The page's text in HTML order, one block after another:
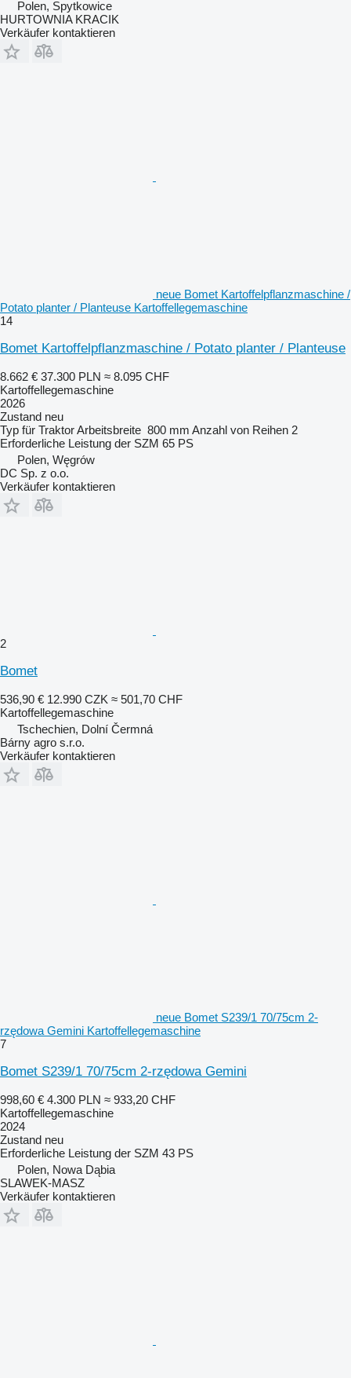
Polen, Spytkowice
HURTOWNIA KRACIK
Verkäufer kontaktieren
neue Bomet Kartoffelpflanzmaschine /
Potato planter / Planteuse Kartoffellegemaschine
14
Bomet Kartoffelpflanzmaschine / Potato planter / Planteuse
8.662 € 37.300 PLN ≈ 8.095 CHF
Kartoffellegemaschine
2026
Zustand neu
Typ für TraktorArbeitsbreite 800 mm Anzahl von Reihen 2
Erforderliche Leistung der SZM 65 PS
Polen, Węgrów
DC Sp. z o.o.
Verkäufer kontaktieren
2
Bomet
536,90 € 12.990 CZK ≈ 501,70 CHF
Kartoffellegemaschine
Tschechien, Dolní Čermná
Bárny agro s.r.o.
Verkäufer kontaktieren
neue Bomet S239/1 70/75cm 2-
rzędowa Gemini Kartoffellegemaschine
7
Bomet S239/1 70/75cm 2-rzędowa Gemini
998,60 € 4.300 PLN ≈ 933,20 CHF
Kartoffellegemaschine
2024
Zustand neu
Erforderliche Leistung der SZM 43 PS
Polen, Nowa Dąbia
SLAWEK-MASZ
Verkäufer kontaktieren